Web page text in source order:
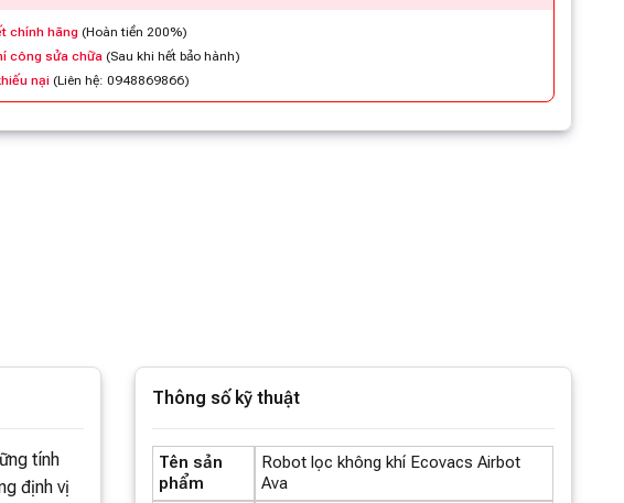
chính hãng (Hoàn tiền 200%)
công sửa chữa (Sau khi hết bảo hành)
nại (Liên hệ: 0948869866)
tính
định vị
Thông số kỹ thuật
Tên sản
phẩm
Robot lọc không khí Ecovacs Airbot
Ava